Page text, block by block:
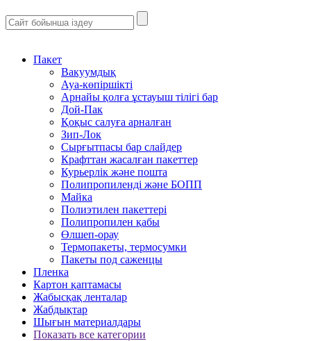
Пакет
Вакуумдық
Ауа-көпіршікті
Арнайы қолға ұстауыш тілігі бар
Дой-Пак
Қоқыс салуға арналған
Зип-Лок
Сырғытпасы бар слайдер
Крафттан жасалған пакеттер
Курьерлік және пошта
Полипропиленді және БОПП
Майка
Полиэтилен пакеттері
Полипропилен қабы
Өлшеп-орау
Термопакеты, термосумки
Пакеты под саженцы
Пленка
Картон қаптамасы
Жабысқақ ленталар
Жабдықтар
Шығын материалдары
Показать все категории